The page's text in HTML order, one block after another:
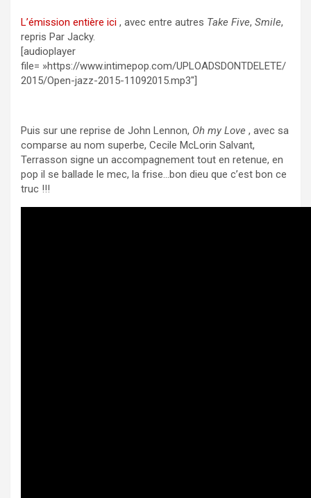
L’émission entière ici , avec entre autres Take Five, Smile,
repris Par Jacky.
[audioplayer
file= »https://www.intimepop.com/UPLOADSDONTDELETE/
2015/Open-jazz-2015-11092015.mp3″]
Puis sur une reprise de John Lennon, Oh my Love , avec sa
comparse au nom superbe, Cecile McLorin Salvant,
Terrasson signe un accompagnement tout en retenue, en
pop il se ballade le mec, la frise…bon dieu que c’est bon ce
truc !!!